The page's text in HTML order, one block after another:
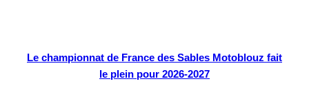
Le championnat de France des Sables Motoblouz fait
le plein pour 2026-2027